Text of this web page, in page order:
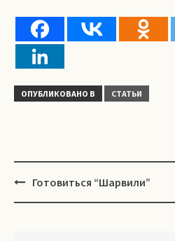
ОПУБЛИКОВАНО В СТАТЬИ
Навигация
Готовиться “Шарвили”